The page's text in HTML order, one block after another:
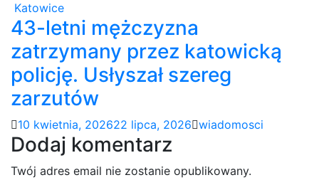
Katowice
43-letni mężczyzna
zatrzymany przez katowicką
policję. Usłyszał szereg
zarzutów
10 kwietnia, 202622 lipca, 2026 wiadomosci
Dodaj komentarz
Twój adres email nie zostanie opublikowany.